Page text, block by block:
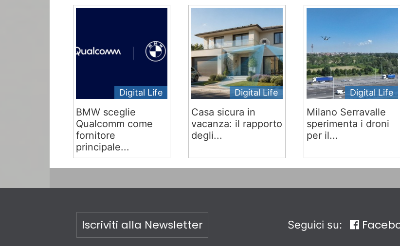
Digital Life
BMW sceglie
Qualcomm come
fornitore
principale...
Digital Life
Casa sicura in
vacanza: il rapporto
degli...
Digital Life
Milano Serravalle
sperimenta i droni
per il...
Iscriviti alla Newsletter Seguici su: